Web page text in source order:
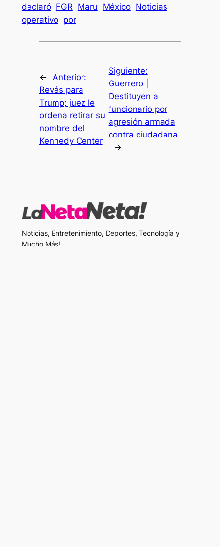
declaró FGR Maru México Noticias
operativo por
←
Anterior:
Revés para
Trump; juez le
ordena retirar su
nombre del
Kennedy Center
Siguiente:
Guerrero |
Destituyen a
funcionario por
agresión armada
contra ciudadana
→
Noticias, Entretenimiento, Deportes, Tecnología y
Mucho Más!